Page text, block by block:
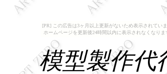
[PR] この広告は3ヶ月以上更新がないため表示されていま
ホームページを更新後24時間以内に表示されなくなりま
模型製作代